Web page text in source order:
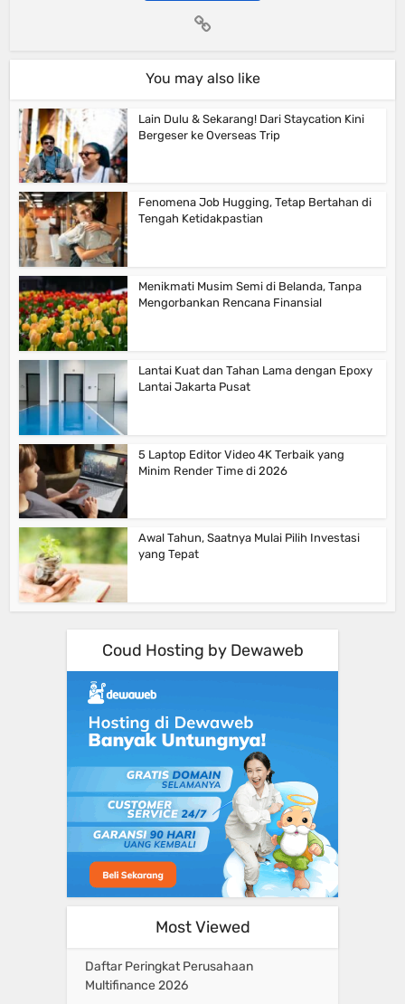
You may also like
Lain Dulu & Sekarang! Dari Staycation Kini
Bergeser ke Overseas Trip
Fenomena Job Hugging, Tetap Bertahan di
Tengah Ketidakpastian
Menikmati Musim Semi di Belanda, Tanpa
Mengorbankan Rencana Finansial
Lantai Kuat dan Tahan Lama dengan Epoxy
Lantai Jakarta Pusat
5 Laptop Editor Video 4K Terbaik yang
Minim Render Time di 2026
Awal Tahun, Saatnya Mulai Pilih Investasi
yang Tepat
Coud Hosting by Dewaweb
Most Viewed
Daftar Peringkat Perusahaan
Multifinance 2026